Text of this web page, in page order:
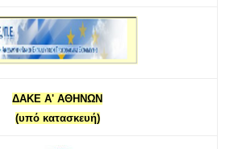
ΔΑΚΕ Α' ΑΘΗΝΩΝ
(υπό κατασκευή)